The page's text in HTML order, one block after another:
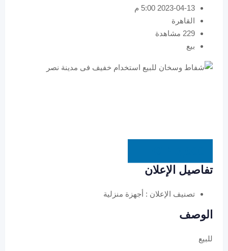
2023-04-13 5:00 م
القاهرة
229 مشاهدة
بيع
تفاصيل الإعلان
تصنيف الإعلان : أجهزة منزلية
الوصف
للبيع